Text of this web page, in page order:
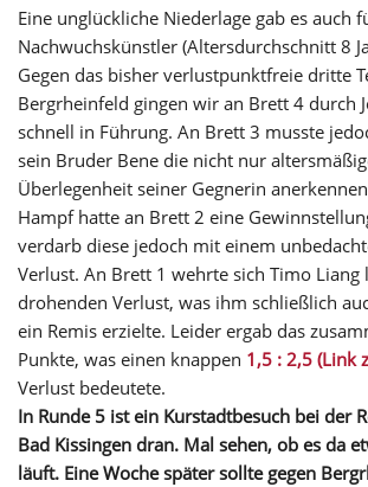
Eine unglückliche Niederlage gab es auch
Nachwuchskünstler (Altersdurchschnitt 8
Gegen das bisher verlustpunktfreie dritte
Bergrheinfeld gingen wir an Brett 4 durch
schnell in Führung. An Brett 3 musste
sein Bruder Bene die nicht nur
Überlegenheit seiner Gegnerin
Hampf hatte an Brett 2 eine
verdarb diese jedoch mit einem
Verlust. An Brett 1 wehrte sich Timo Liang
drohenden Verlust, was ihm schließlich
ein Remis erzielte. Leider ergab das
Punkte, was einen knappen 1,5 : 2,5 (Link
Verlust bedeutete.
In Runde 5 ist ein Kurstadtbesuch bei der
Bad Kissingen dran. Mal sehen, ob es da
läuft. Eine Woche später sollte gegen